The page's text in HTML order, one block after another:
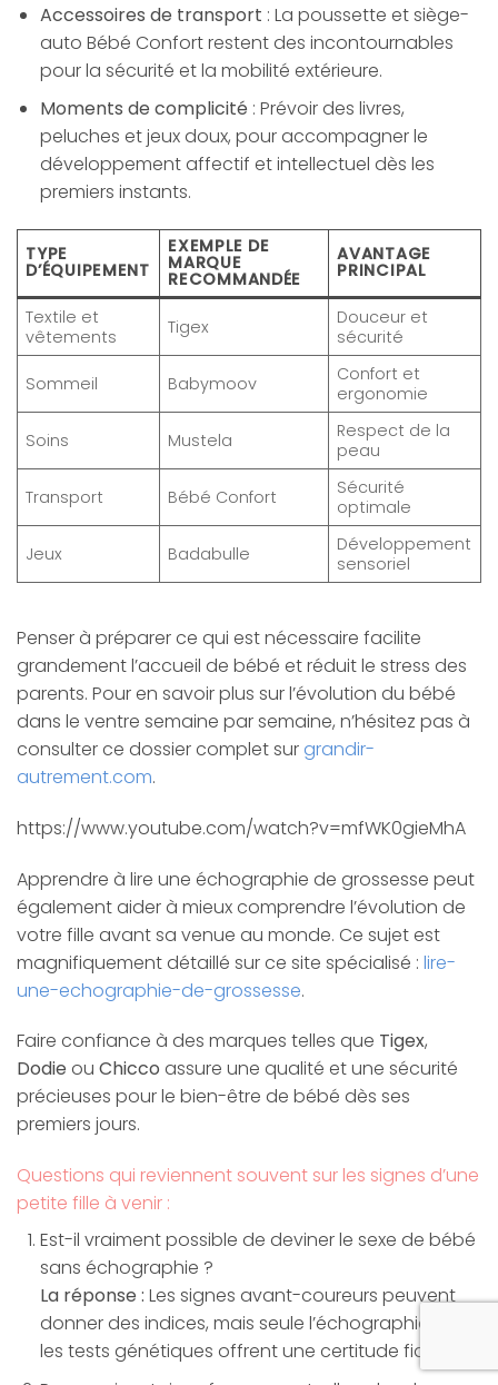
Accessoires de transport : La poussette et siège-
auto Bébé Confort restent des incontournables
pour la sécurité et la mobilité extérieure.
Moments de complicité : Prévoir des livres,
peluches et jeux doux, pour accompagner le
développement affectif et intellectuel dès les
premiers instants.
TYPE
D’ÉQUIPEMENT
EXEMPLE DE
MARQUE
RECOMMANDÉE
AVANTAGE
PRINCIPAL
Textile et
vêtements
Tigex
Douceur et
sécurité
Sommeil Babymoov
Confort et
ergonomie
Soins Mustela
Respect de la
peau
Transport Bébé Confort
Sécurité
optimale
Jeux Badabulle
Développement
sensoriel
Penser à préparer ce qui est nécessaire facilite
grandement l’accueil de bébé et réduit le stress des
parents. Pour en savoir plus sur l’évolution du bébé
dans le ventre semaine par semaine, n’hésitez pas à
consulter ce dossier complet sur grandir-
autrement.com.
https://www.youtube.com/watch?v=mfWK0gieMhA
Apprendre à lire une échographie de grossesse peut
également aider à mieux comprendre l’évolution de
votre fille avant sa venue au monde. Ce sujet est
magnifiquement détaillé sur ce site spécialisé : lire-
une-echographie-de-grossesse.
Faire confiance à des marques telles que Tigex,
Dodie ou Chicco assure une qualité et une sécurité
précieuses pour le bien-être de bébé dès ses
premiers jours.
Questions qui reviennent souvent sur les signes d’une
petite fille à venir :
Est-il vraiment possible de deviner le sexe de bébé
sans échographie ?
La réponse : Les signes avant-coureurs peuvent
donner des indices, mais seule l’échographie ou
les tests génétiques offrent une certitude fiable.